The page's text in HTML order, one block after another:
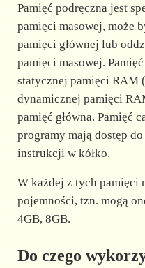
Pamięć podręczna jest
pamięci masowej, może
pamięci głównej lub
pamięci masowej.
statycznej pamięci RAM
dynamicznej pamięci
pamięć główna. Pamięć
programy mają dostęp
instrukcji w kółko.
W każdej z tych pamięci
pojemności, tzn. mogą
4GB, 8GB.
Do czego